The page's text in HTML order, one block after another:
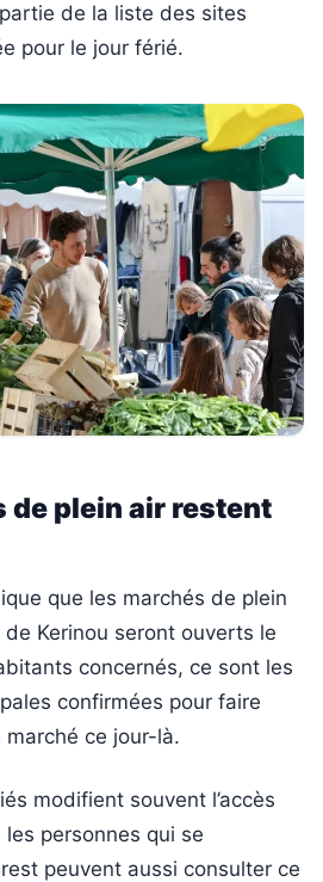
de la liste des sites
pour le jour férié.
de plein air restent
que les marchés de plein
Kerinou seront ouverts le
concernés, ce sont les
confirmées pour faire
ce jour-là.
modifient souvent l’accès
personnes qui se
peuvent aussi consulter ce